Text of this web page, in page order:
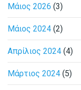
Μάιος 2026 (3)
Μάιος 2024 (2)
Απρίλιος 2024 (4)
Μάρτιος 2024 (5)